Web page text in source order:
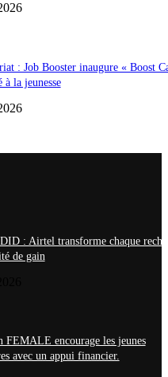
: Job Booster inaugure « Boost
à la jeunesse
: Airtel transforme chaque
de gain
FEMALE encourage les jeunes
avec un appui financier.